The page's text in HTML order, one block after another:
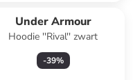
Under Armour
Hoodie ''Rival'' zwart
-39%